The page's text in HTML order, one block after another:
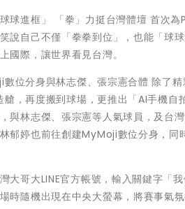
球進框」 「拳」力挺台灣體壇 首次
說自己不僅「拳拳到位」，也能「球
國際，讓世界看見台灣。
位分身與林志傑、張宗憲合體 除了
，再度搬到球場，更推出「AI手機
與林志傑、張宗憲等人氣球員，及台
郁婷也前往創建MyMoji數位分身，
大哥大LINE官方帳號，輸入關鍵字「
時隨機出現在中央大螢幕，將賽事氣氛